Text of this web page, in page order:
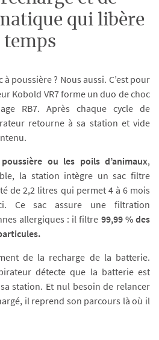
qui libère
poussière ? Nous aussi. C’est pour
Kobold VR7 forme un duo de choc
RB7. Après chaque cycle de
retourne à sa station et vide
ou les poils d’animaux,
la station intègre un sac filtre
de 2,2 litres qui permet 4 à 6 mois
Ce sac assure une filtration
allergiques : il filtre 99,99 % des
de la recharge de la batterie.
détecte que la batterie est
station. Et nul besoin de relancer
il reprend son parcours là où il